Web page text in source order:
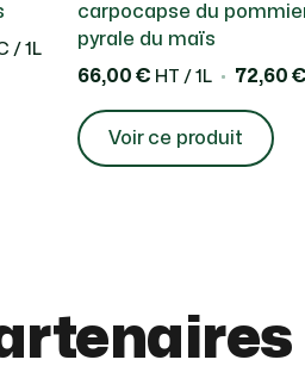
/ 1L
carpocapse du
pyrale du maïs
66,00 € HT / 1L 72,60 €
Voir ce produit